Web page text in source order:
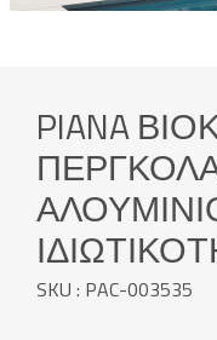
PIANA
ΠΈΡΓΚΟΛΑ
SKU : PAC-003535